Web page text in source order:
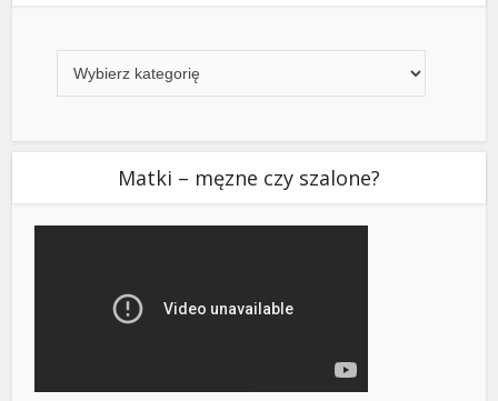
Matki – męzne czy szalone?